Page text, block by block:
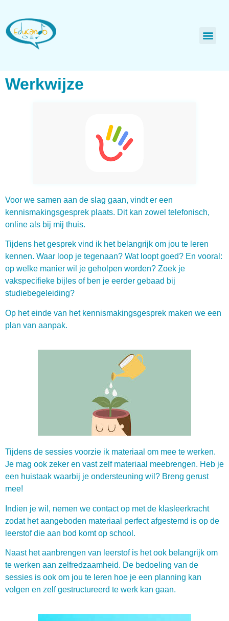
Werkwijze
Voor we samen aan de slag gaan, vindt er een
kennismakingsgesprek plaats. Dit kan zowel telefonisch,
online als bij mij thuis.
Tijdens het gesprek vind ik het belangrijk om jou te leren
kennen. Waar loop je tegenaan? Wat loopt goed? En vooral:
op welke manier wil je geholpen worden? Zoek je
vakspecifieke bijles of ben je eerder gebaad bij
studiebegeleiding?
Op het einde van het kennismakingsgesprek maken we een
plan van aanpak.
Tijdens de sessies voorzie ik materiaal om mee te werken.
Je mag ook zeker en vast zelf materiaal meebrengen. Heb je
een huistaak waarbij je ondersteuning wil? Breng gerust
mee!
Indien je wil, nemen we contact op met de klasleerkracht
zodat het aangeboden materiaal perfect afgestemd is op de
leerstof die aan bod komt op school.
Naast het aanbrengen van leerstof is het ook belangrijk om
te werken aan zelfredzaamheid. De bedoeling van de
sessies is ook om jou te leren hoe je een planning kan
volgen en zelf gestructureerd te werk kan gaan.